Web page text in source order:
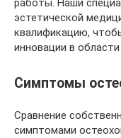
работы. Наши
эстетической
квалификацию,
инновации в
Симптомы
Сравнение
симптомами